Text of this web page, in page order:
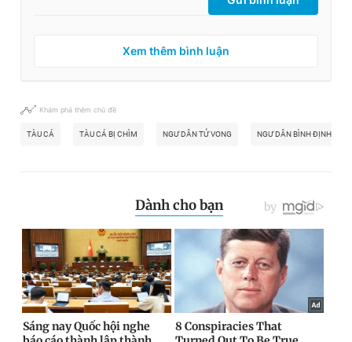
Xem thêm bình luận
Khám phá thêm chủ đề
TÀU CÁ TÀU CÁ BỊ CHÌM NGƯ DÂN TỬ VONG NGƯ DÂN BÌNH ĐỊNH